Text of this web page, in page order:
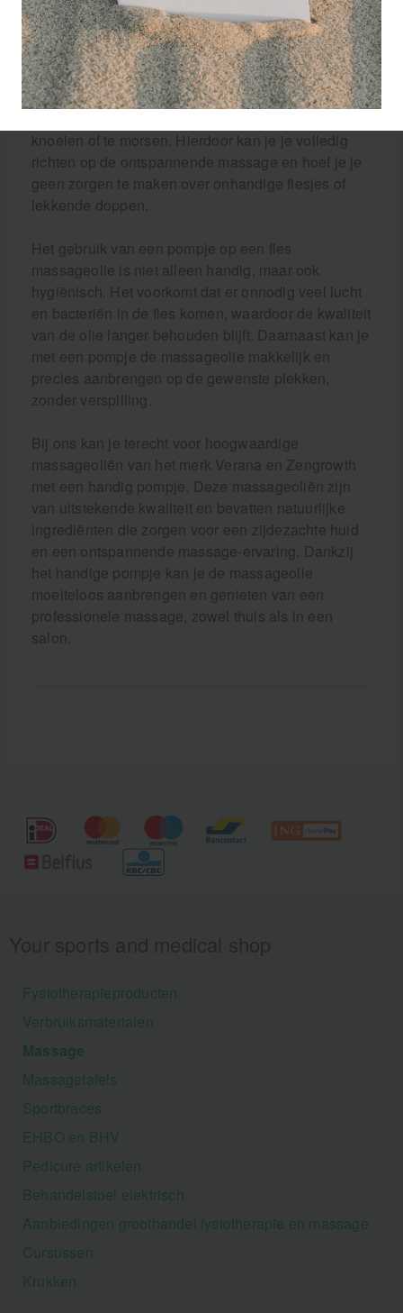
een klein stukje af te knippen met een schaar.
Een pompje op een fles massageolie zorgt voor
gemak en efficiëntie tijdens het gebruik. Met een
simpele druk op het pompje doseer je eenvoudig de
knoeien of te morsen. Hierdoor kan je je volledig
richten op de ontspannende massage en hoef je je
geen zorgen te maken over onhandige flesjes of
lekkende doppen.
Het gebruik van een pompje op een fles
massageolie is niet alleen handig, maar ook
hygiënisch. Het voorkomt dat er onnodig veel lucht
en bacteriën in de fles komen, waardoor de kwaliteit
van de olie langer behouden blijft. Daarnaast kan je
met een pompje de massageolie makkelijk en
precies aanbrengen op de gewenste plekken,
zonder verspilling.
Bij ons kan je terecht voor hoogwaardige
massageoliën van het merk Verana en Zengrowth
met een handig pompje. Deze massageoliën zijn
van uitstekende kwaliteit en bevatten natuurlijke
ingrediënten die zorgen voor een zijdezachte huid
en een ontspannende massage-ervaring. Dankzij
het handige pompje kan je de massageolie
moeiteloos aanbrengen en genieten van een
professionele massage, zowel thuis als in een
salon.
Fysiotherapieproducten
Verbruiksmaterialen
Massage
Massagetafels
Sportbraces
EHBO en BHV
Pedicure artikelen
Behandelstoel elektrisch
Aanbiedingen groothandel fysiotherapie en massage
Cursussen
Krukken